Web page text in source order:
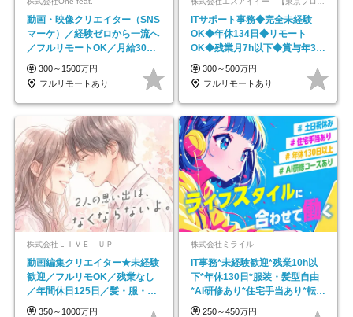
動画・映像クリエイター（SNS
マーケ）／経験ゼロから一流へ
／フルリモートOK／月給30万
円～／年休130日以上
300～1500万円
フルリモートあり
ITサポート事務◆完全未経験
OK◆年休134日◆リモート
OK◆残業月7h以下◆賞与年3回
◆5年目まで必ず昇給
300～500万円
フルリモートあり
株式会社ＬＩＶＥ ＵＰ
動画編集クリエイター★未経験
歓迎／フルリモOK／残業なし
／年間休日125日／髪・服・ネ
イル自由／研修充実で安心
350～1000万円
株式会社ミライル
IT事務*未経験歓迎*残業10h以
下*年休130日*服装・髪型自由
*AI研修あり*住宅手当あり*転勤
なし
250～450万円